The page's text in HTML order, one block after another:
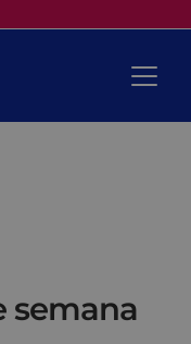
semana